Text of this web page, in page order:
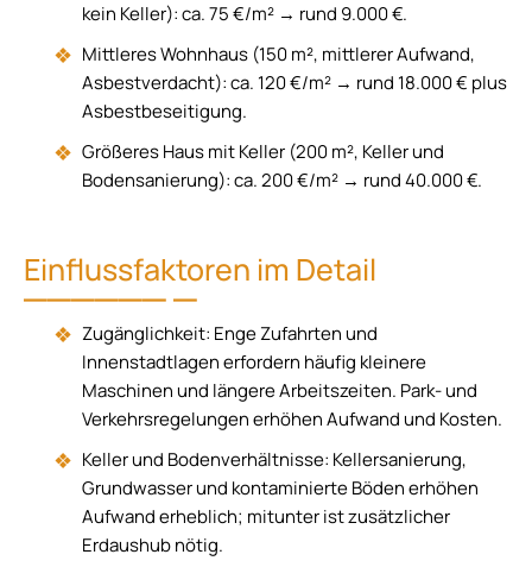
kein Keller): ca. 75 €/m² → rund 9.000 €.
Mittleres Wohnhaus (150 m², mittlerer Aufwand,
Asbestverdacht): ca. 120 €/m² → rund 18.000 € plus
Asbestbeseitigung.
Größeres Haus mit Keller (200 m², Keller und
Bodensanierung): ca. 200 €/m² → rund 40.000 €.
Einflussfaktoren im Detail
Zugänglichkeit: Enge Zufahrten und
Innenstadtlagen erfordern häufig kleinere
Maschinen und längere Arbeitszeiten. Park- und
Verkehrsregelungen erhöhen Aufwand und Kosten.
Keller und Bodenverhältnisse: Kellersanierung,
Grundwasser und kontaminierte Böden erhöhen
Aufwand erheblich; mitunter ist zusätzlicher
Erdaushub nötig.